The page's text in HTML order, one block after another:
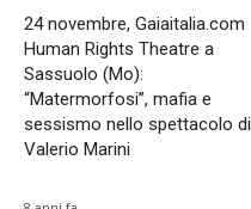
LIFESTYLE
LIFESTYLE
24 novembre, Gaiaitalia.com
Human Rights Theatre a
Sassuolo (Mo):
“Matermorfosi”, mafia e
sessismo nello spettacolo di
Valerio Marini